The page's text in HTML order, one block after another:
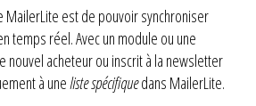
MailerLite est de pouvoir synchroniser
temps réel. Avec un module ou une
nouvel acheteur ou inscrit à la newsletter
à une liste spécifiquedans MailerLite.